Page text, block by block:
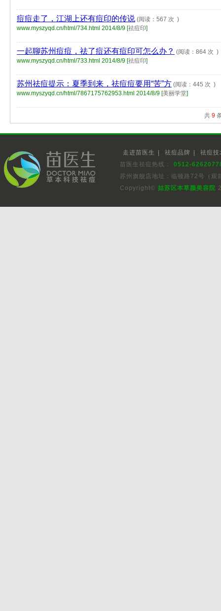
痘痘走了，江湖上还有痘印的传说 (阅读：567 次 )
www.myszyqd.cn/html/734.html 2014/8/9 [祛痘印]
一起聊苏州痘痘，祛了痘还有痘印可怎么办？ (阅读：864 次 )
www.myszyqd.cn/html/733.html 2014/8/9 [祛痘印]
苏州祛痘提示：夏季到来，祛痘痘要用“苦”方 (阅读：445 次 )
www.myszyqd.cn/html/7867175762953.html 2014/8/9 [美丽学堂]
共 9
走进苗医生 祛痘品牌
祛痘技
苗医生祛痘热线：
0512-
苏州旗舰店地址：临顿路72号（观
Copyright© 姑苏区本草颜美容院